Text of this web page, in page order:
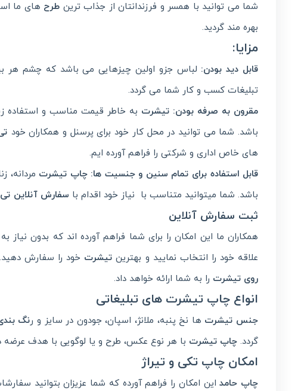
شما می توانید با همسر و فرزندانتان از جذاب ترین طرح های ما
بهره مند گردید.
مزایا:
قابل دید بودن: لباس جزو اولین چیزهایی می باشد که چشم هر
تبلیغات کسب و کار شما می گردد.
مقرون به صرفه بودن: تیشرت به خاطر قیمت مناسب و استفاده
باشد. شما می توانید در محل کار خود برای پرسنل و همکاران خود
های خاص اداری و شرکتی را فراهم آورده ایم.
قابل استفاده برای تمام سنین و جنسیت ها: چاپ تیشرت مردانه،
باشد. شما میتوانید متناسب با نیاز خود اقدام با سفارش آنلاین
ثبت سفارش آنلاین
همکاران ما این امکان را برای شما فراهم آورده اند که بدون نیاز
علاقه خود را انتخاب نمایید و بهترین تیشرت خود را سفارش
روی تیشرت را به شما ارائه خواهد داد.
انواع چاپ تیشرت های تبلیغاتی
جنس تیشرت ها نخ پنبه، ملانژ، اسپان، جودون در سایز و رنگ
گردد. چاپ تیشرت با هر نوع عکس، طرح و یا لوگویی با هدف عرضه
امکان چاپ تکی و تیراژ
چاپ حامداین امکان را فراهم آورده که شما عزیزان بتوانید